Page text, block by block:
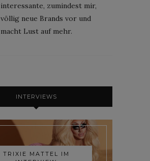
interessante, zumindest mir,
völlig neue Brands vor und
macht Lust auf mehr.
INTERVIEWS
TRIXIE MATTEL IM